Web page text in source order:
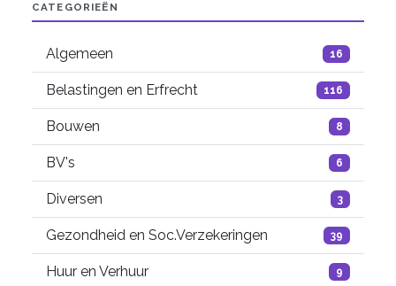
CATEGORIEËN
Algemeen 16
Belastingen en Erfrecht 116
Bouwen 8
BV's 6
Diversen 3
Gezondheid en Soc.Verzekeringen 39
Huur en Verhuur 9